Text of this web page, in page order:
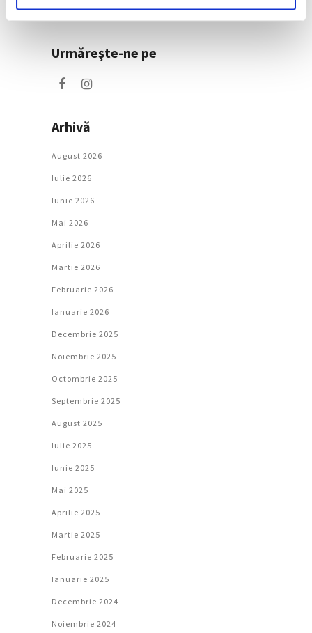
Societate
Urmăreşte-ne pe
Arhivă
August 2026
Iulie 2026
Iunie 2026
Mai 2026
Aprilie 2026
Martie 2026
Februarie 2026
Ianuarie 2026
Decembrie 2025
Noiembrie 2025
Octombrie 2025
Septembrie 2025
August 2025
Iulie 2025
Iunie 2025
Mai 2025
Aprilie 2025
Martie 2025
Februarie 2025
Ianuarie 2025
Decembrie 2024
Noiembrie 2024